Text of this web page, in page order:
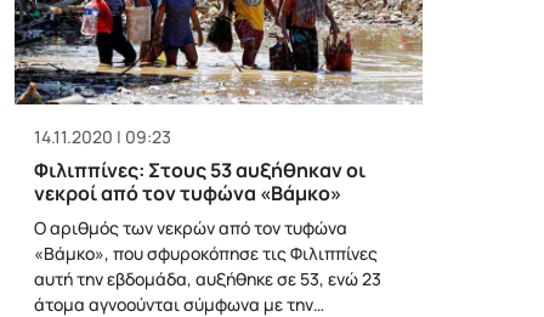
14.11.2020 | 09:23
Φιλιππίνες: Στους 53 αυξήθηκαν οι
νεκροί από τον τυφώνα «Βάμκο»
Ο αριθμός των νεκρών από τον τυφώνα
«Βάμκο», που σφυροκόπησε τις Φιλιππίνες
αυτή την εβδομάδα, αυξήθηκε σε 53, ενώ 23
άτομα αγνοούνται σύμφωνα με την…